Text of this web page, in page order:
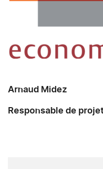
Arnaud Midez
Responsable de